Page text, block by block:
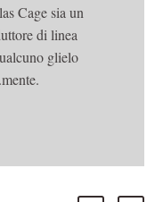
Cage sia un
di linea
glielo